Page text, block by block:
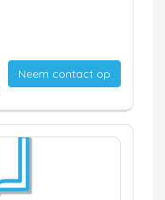
Neem contact op